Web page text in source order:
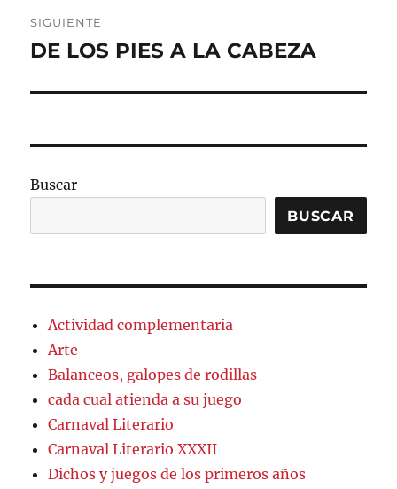
SIGUIENTE
Entrada
DE LOS PIES A LA CABEZA
Buscar
BUSCAR
Actividad complementaria
Arte
Balanceos, galopes de rodillas
cada cual atienda a su juego
Carnaval Literario
Carnaval Literario XXXII
Dichos y juegos de los primeros años